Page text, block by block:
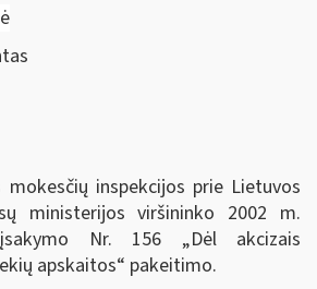
mokesčių inspekcijos prie Lietuvos
ministerijos viršininko 2002 m.
Nr. 156 „Dėl akcizais
apskaitos“ pakeitimo.